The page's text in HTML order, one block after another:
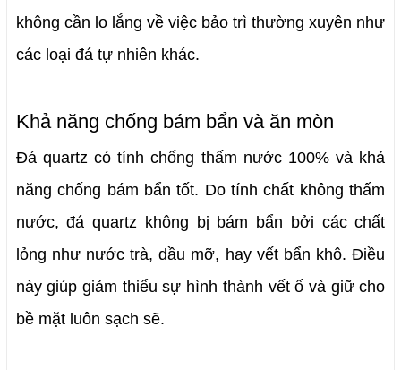
không cần lo lắng về việc bảo trì thường xuyên như
các loại đá tự nhiên khác.
Khả năng chống bám bẩn và ăn mòn
Đá quartz có tính chống thấm nước 100% và khả
năng chống bám bẩn tốt. Do tính chất không thấm
nước, đá quartz không bị bám bẩn bởi các chất
lỏng như nước trà, dầu mỡ, hay vết bẩn khô. Điều
này giúp giảm thiểu sự hình thành vết ố và giữ cho
bề mặt luôn sạch sẽ.